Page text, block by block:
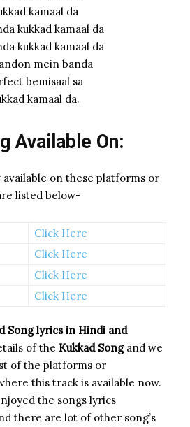
kamaal da
kukkad kamaal da
kukkad kamaal da
mein banda
bemisaal sa
kamaal da.
Available On:
available on these platforms or
listed below-
Click Here
Click Here
Click Here
Click Here
Songlyrics in Hindi and
of the Kukkad Song and we
of the platforms or
this track is available now.
the songs lyrics
there are lot of other song’s